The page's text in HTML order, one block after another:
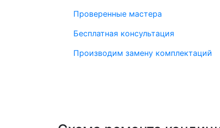
Проверенные мастера
Бесплатная консультация
Производим замену комплектаций